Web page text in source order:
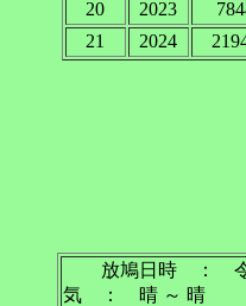
20
2023
21
2024
放鳩日時 ：
気 ： 晴 ～ 晴